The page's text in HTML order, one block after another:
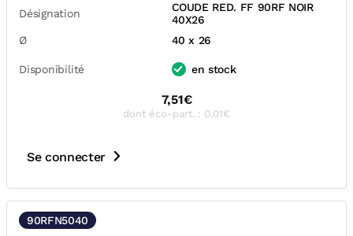
Désignation
COUDE RED. FF 90RF NOIR
40X26
Ø
40 x 26
Disponibilité en stock
7,51€
dont éco-part. : 0,01€
Se connecter
90RFN5040